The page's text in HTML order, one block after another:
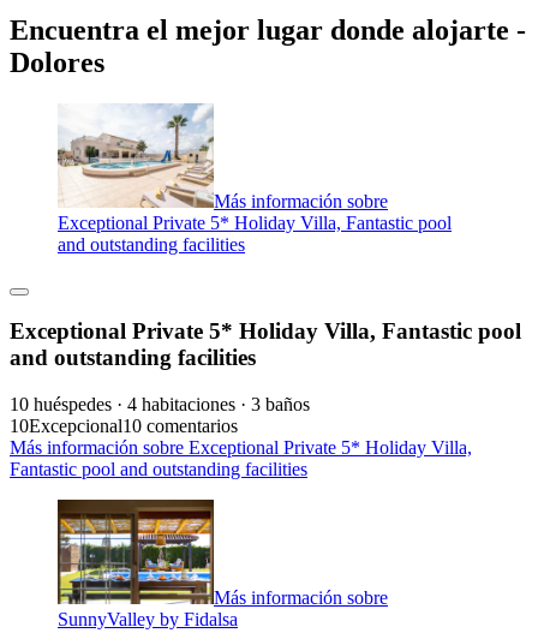
Encuentra el mejor lugar donde alojarte -
Dolores
Más información sobre
Exceptional Private 5* Holiday Villa, Fantastic pool
and outstanding facilities
Exceptional Private 5* Holiday Villa, Fantastic pool
and outstanding facilities
10 huéspedes · 4 habitaciones · 3 baños
10Excepcional10 comentarios
Más información sobre Exceptional Private 5* Holiday Villa,
Fantastic pool and outstanding facilities
Más información sobre
SunnyValley by Fidalsa